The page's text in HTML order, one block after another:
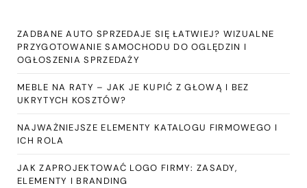
ZADBANE AUTO SPRZEDAJE SIĘ ŁATWIEJ? WIZUALNE
PRZYGOTOWANIE SAMOCHODU DO OGLĘDZIN I
OGŁOSZENIA SPRZEDAŻY
MEBLE NA RATY – JAK JE KUPIĆ Z GŁOWĄ I BEZ
UKRYTYCH KOSZTÓW?
NAJWAŻNIEJSZE ELEMENTY KATALOGU FIRMOWEGO I
ICH ROLA
JAK ZAPROJEKTOWAĆ LOGO FIRMY: ZASADY,
ELEMENTY I BRANDING